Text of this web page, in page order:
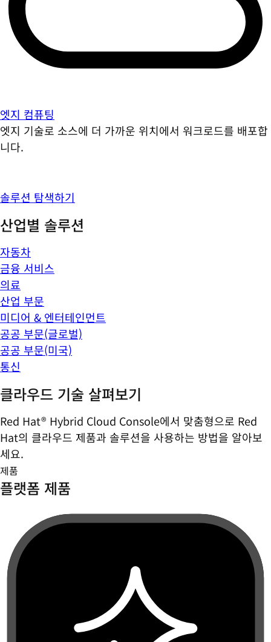
엣지 컴퓨팅
엣지 기술로 소스에 더 가까운 위치에서 워크로드를 배포합
니다.
솔루션 탐색하기
산업별 솔루션
자동차
금융 서비스
의료
산업 부문
미디어 & 엔터테인먼트
공공 부문(글로벌)
공공 부문(미국)
통신
클라우드 기술 살펴보기
Red Hat® Hybrid Cloud Console에서 맞춤형으로 Red
Hat의 클라우드 제품과 솔루션을 사용하는 방법을 알아보
세요.
제품
플랫폼 제품